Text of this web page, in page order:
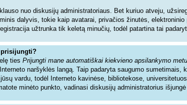
nuo diskusijų administratoriaus. Bet kuriuo atveju,
dalyvis, tokie kaip avatarai, privačios žinutės,
užtrunka tik keletą minučių, todėl patartina tai
prisijungti?
ties Prijungti mane automatiškai kiekvieno apsilankymo metu
naršyklės langą. Taip padaryta saugumo sumetimais,
vardu, todėl Interneto kavinėse, bibliotekose,
minėto punkto, vadinasi diskusijų administratorius